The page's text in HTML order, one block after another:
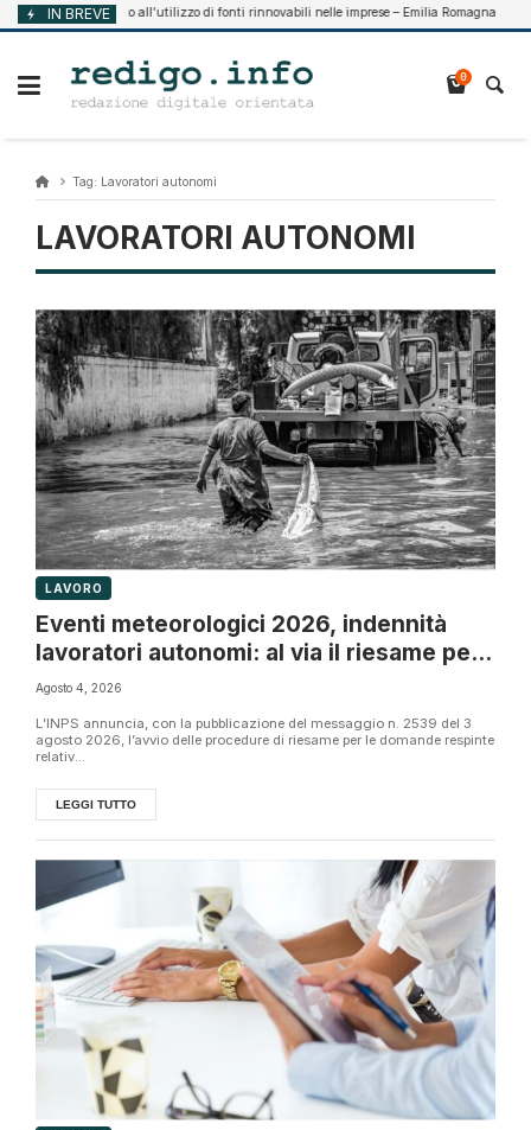
Vai
al
IN BREVE
Supporto all’utilizzo di fonti rinnovabili nelle imprese – Emilia Romagna
0
Tag: Lavoratori autonomi
LAVORATORI AUTONOMI
LAVORO
Eventi meteorologici 2026, indennità
lavoratori autonomi: al via il riesame per
istanze non accolte
Agosto 4, 2026
L’INPS annuncia, con la pubblicazione del messaggio n. 2539 del 3
agosto 2026, l’avvio delle procedure di riesame per le domande respinte
relativ...
LEGGI TUTTO